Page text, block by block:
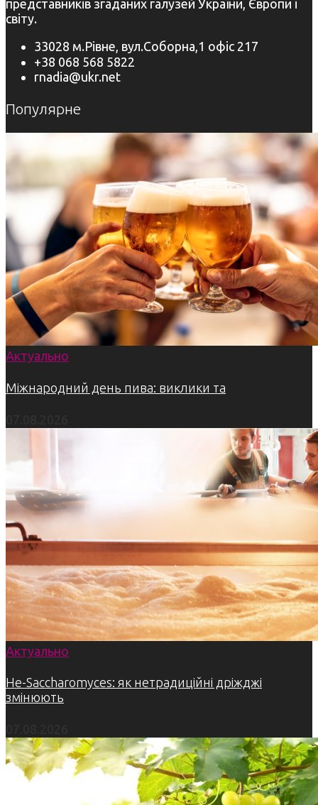
представників згаданих галузей України, Європи і
світу.
33028 м.Рівне, вул.Соборна,1 офіс 217
+38 068 568 5822
rnadia@ukr.net
Популярне
Актуально
Міжнародний день пива: виклики та
Актуально
Не-Saccharomyces: як нетрадиційні дріжджі
змінюють